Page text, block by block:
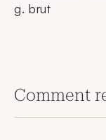
g. brut
Comment